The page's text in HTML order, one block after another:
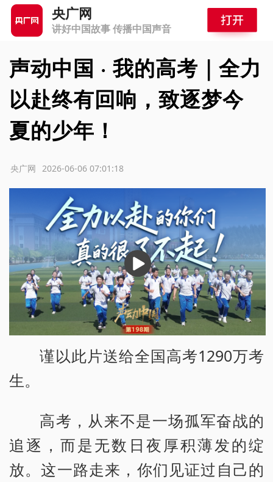
央广网
讲好中国故事 传播中国声音
声动中国 · 我的高考｜全力
以赴终有回响，致逐梦今
夏的少年！
2026-06-06 07:01:18
央广网
播
放
谨以此片送给全国高考1290万考
生。
高考，从来不是一场孤军奋战的
追逐，而是无数日夜厚积薄发的绽
放。这一路走来，你们见证过自己的